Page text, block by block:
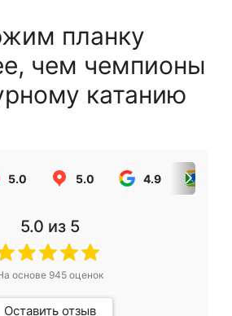
планку
чем чемпионы
катанию
5.0 5.0 4.9
5.0 из 5
основе 945оценок
Оставить отзыв